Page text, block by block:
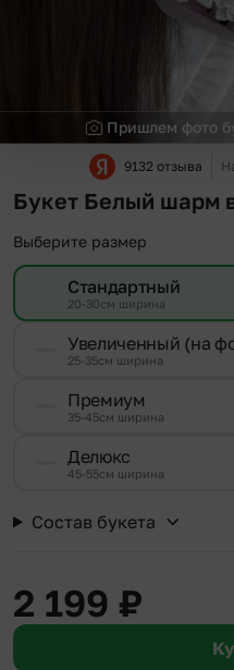
Пришлем фото
9132 отзыва
Букет Белый шарм
Выберите размер
Стандартный
20-30см ширина
Увеличенный (на
25-35см ширина
Премиум
35-45см ширина
Делюкс
45-55см ширина
Состав букета
2 199 ₽